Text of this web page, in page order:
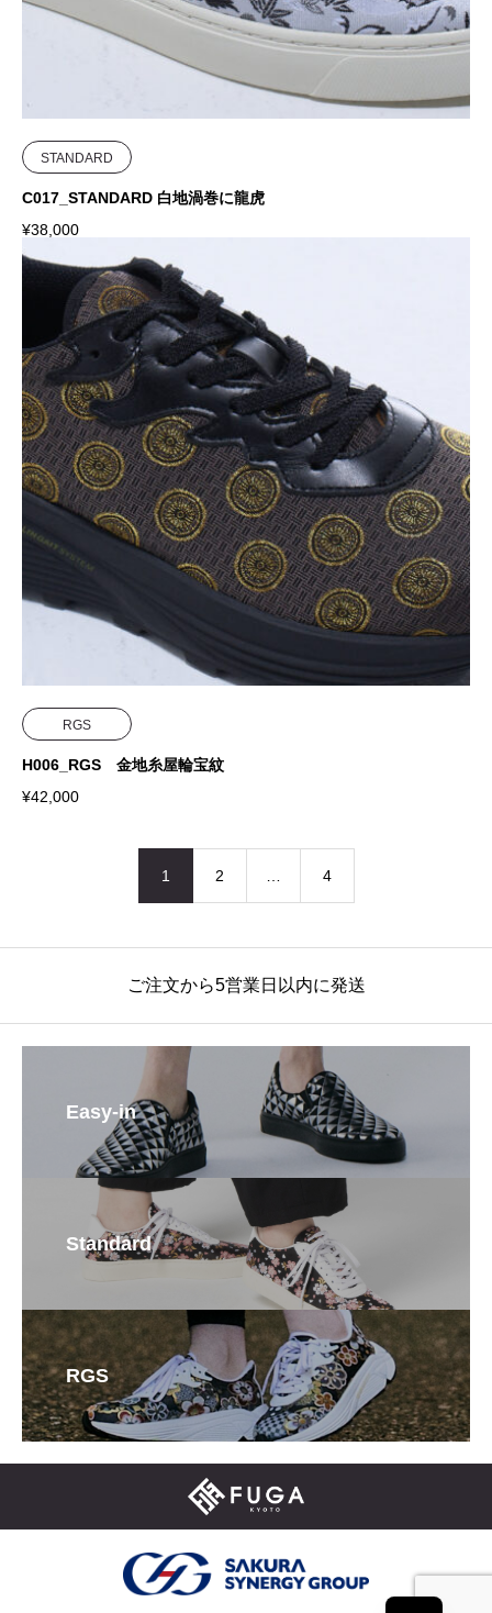
STANDARD
C017_STANDARD 白地渦巻に龍虎
¥38,000
RGS
H006_RGS 金地糸屋輪宝紋
¥42,000
1 2 4
ご注文から5営業日以内に発送
Easy-in
Standard
RGS